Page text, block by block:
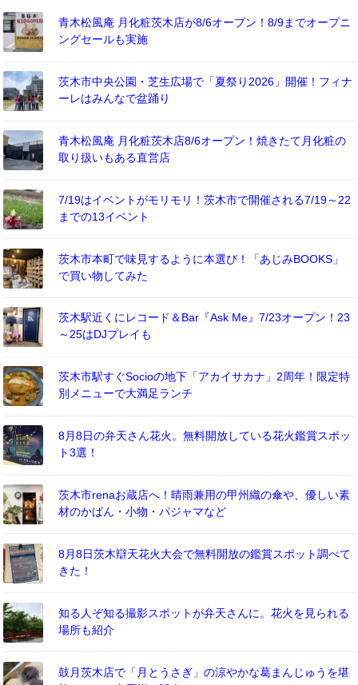
青木松風庵 月化粧茨木店が8/6オープン！8/9までオープニ
ングセールも実施
茨木市中央公園・芝生広場で「夏祭り2026」開催！フィナ
ーレはみんなで盆踊り
青木松風庵 月化粧茨木店8/6オープン！焼きたて月化粧の
取り扱いもある直営店
7/19はイベントがモリモリ！茨木市で開催される7/19～22
までの13イベント
茨木市本町で味見するように本選び！「あじみBOOKS」
で買い物してみた
茨木駅近くにレコード＆Bar『Ask Me』7/23オープン！23
～25はDJプレイも
茨木市駅すぐSocioの地下「アカイサカナ」2周年！限定特
別メニューで大満足ランチ
8月8日の弁天さん花火。無料開放している花火鑑賞スポッ
ト3選！
茨木市renaお蔵店へ！晴雨兼用の甲州織の傘や、優しい素
材のかばん・小物・パジャマなど
8月8日茨木辯天花火大会で無料開放の鑑賞スポット調べて
きた！
知る人ぞ知る撮影スポットが弁天さんに。花火を見られる
場所も紹介
鼓月茨木店で「月とうさぎ」の涼やかな葛まんじゅうを堪